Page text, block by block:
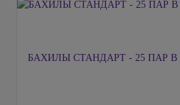
БАХИЛЫ СТАНДАРТ - 25 ПАР